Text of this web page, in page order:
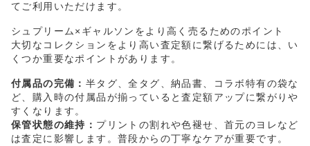
てご利用いただけます。
シュプリーム×ギャルソンをより高く売るためのポイント
大切なコレクションをより高い査定額に繋げるためには、い
くつか重要なポイントがあります。
付属品の完備： 半タグ、全タグ、納品書、コラボ特有の袋な
ど、購入時の付属品が揃っていると査定額アップに繋がりや
すくなります。
保管状態の維持： プリントの割れや色褪せ、首元のヨレなど
は査定に影響します。普段からの丁寧なケアが重要です。